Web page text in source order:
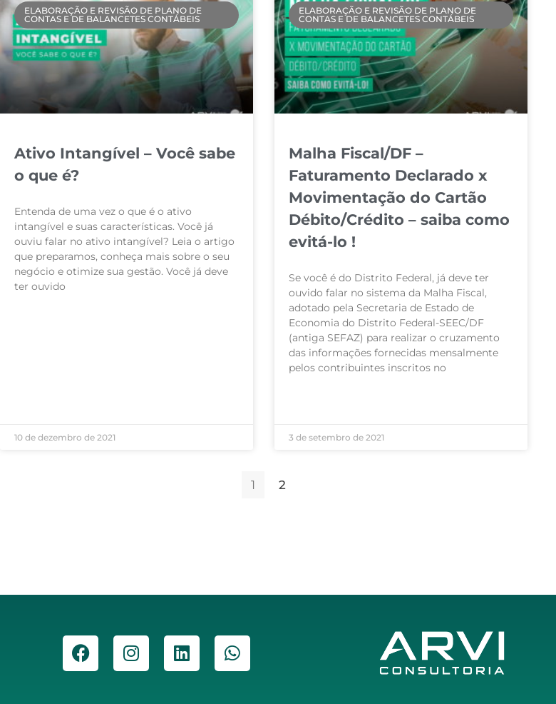
ELABORAÇÃO E REVISÃO DE PLANO DE
CONTAS E DE BALANCETES CONTÁBEIS
Ativo Intangível – Você sabe
o que é?
Entenda de uma vez o que é o ativo
intangível e suas características. Você já
ouviu falar no ativo intangível? Leia o artigo
que preparamos, conheça mais sobre o seu
negócio e otimize sua gestão. Você já deve
ter ouvido
10 de dezembro de 2021
ELABORAÇÃO E REVISÃO DE PLANO DE
CONTAS E DE BALANCETES CONTÁBEIS
Malha Fiscal/DF –
Faturamento Declarado x
Movimentação do Cartão
Débito/Crédito – saiba como
evitá-lo !
Se você é do Distrito Federal, já deve ter
ouvido falar no sistema da Malha Fiscal,
adotado pela Secretaria de Estado de
Economia do Distrito Federal-SEEC/DF
(antiga SEFAZ) para realizar o cruzamento
das informações fornecidas mensalmente
pelos contribuintes inscritos no
3 de setembro de 2021
1 2